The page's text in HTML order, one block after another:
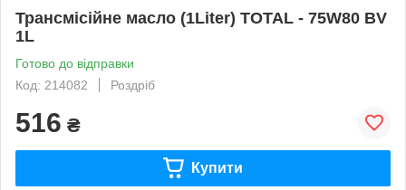
Трансмісійне масло (1Liter) TOTAL - 75W80 BV
1L
Готово до відправки
Код: 214082
Роздріб
516 ₴
Купити